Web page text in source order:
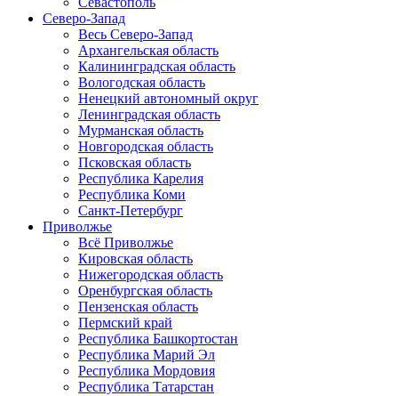
Северо-Запад
Весь Северо-Запад
Архангельская область
Калининградская область
Вологодская область
Ненецкий автономный округ
Ленинградская область
Мурманская область
Новгородская область
Псковская область
Республика Карелия
Республика Коми
Санкт-Петербург
Приволжье
Всё Приволжье
Кировская область
Нижегородская область
Оренбургская область
Пензенская область
Пермский край
Республика Башкортостан
Республика Марий Эл
Республика Мордовия
Республика Татарстан